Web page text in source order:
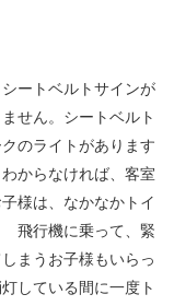
ートベルトサインが
せん。シートベルト
のライトがあります
からなければ、客室
様は、なかなかトイ
飛行機に乗って、緊
まうお子様もいらっ
している間に一度ト